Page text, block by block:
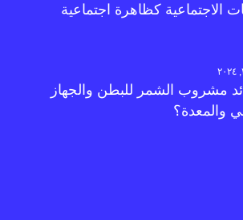
الاجتماعية كظاهرة اجتماعية
مشروب الشمر للبطن والجهاز
والمعدة؟